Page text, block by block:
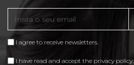
I agree to receive newsletters.
I have read and accept the privacy policy.